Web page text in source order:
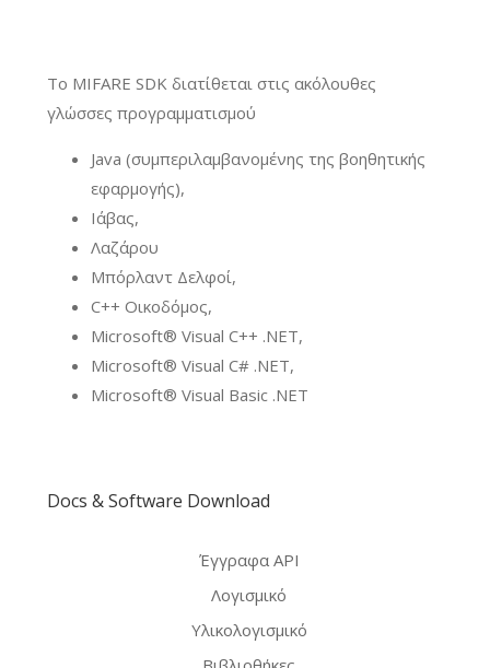
Το MIFARE SDK διατίθεται στις ακόλουθες
γλώσσες προγραμματισμού
Java (συμπεριλαμβανομένης της βοηθητικής
εφαρμογής),
Ιάβας,
Λαζάρου
Μπόρλαντ Δελφοί,
C++ Οικοδόμος,
Microsoft® Visual C++ .NET,
Microsoft® Visual C# .NET,
Microsoft® Visual Basic .NET
Docs & Software Download
Έγγραφα API
Λογισμικό
Υλικολογισμικό